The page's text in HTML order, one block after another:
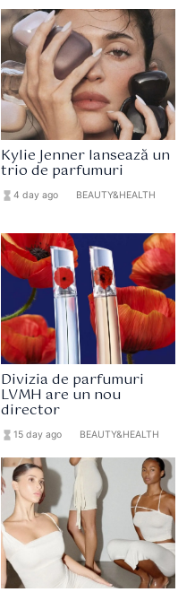
Kylie Jenner lansează un
trio de parfumuri
hourglass_full 4 day ago BEAUTY&HEALTH
Divizia de parfumuri
LVMH are un nou
director
hourglass_full 15 day ago BEAUTY&HEALTH